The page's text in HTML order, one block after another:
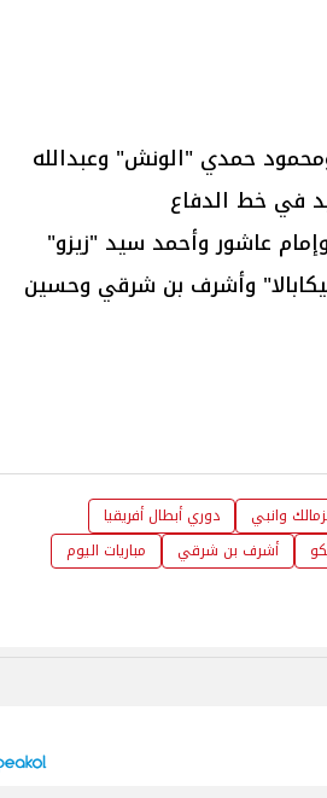
حمدي "الونش" وعبدالله
في خط الدفاع
عاشور وأحمد سيد "زيزو"
وأشرف بن شرقي وحسين
وانبي
دوري أبطال أفريقيا
أشرف بن شرقي
مباريات اليوم